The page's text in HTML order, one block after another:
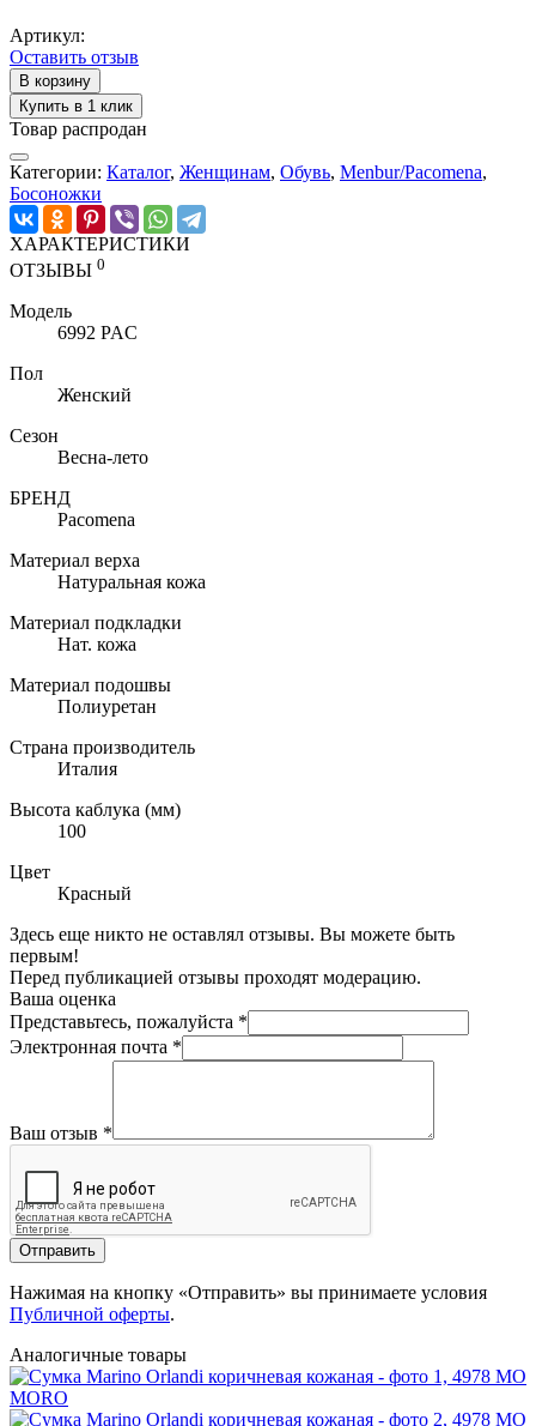
Артикул:
Оставить отзыв
В корзину
Купить в 1 клик
Товар распродан
Категории: Каталог, Женщинам, Обувь, Menbur/Pacomena,
Босоножки
ХАРАКТЕРИСТИКИ
ОТЗЫВЫ 0
Модель
6992 PAC
Пол
Женский
Сезон
Весна-лето
БРЕНД
Pacomena
Материал верха
Натуральная кожа
Материал подкладки
Нат. кожа
Материал подошвы
Полиуретан
Страна производитель
Италия
Высота каблука (мм)
100
Цвет
Красный
Здесь еще никто не оставлял отзывы. Вы можете быть
первым!
Перед публикацией отзывы проходят модерацию.
Ваша оценка
Представьтесь, пожалуйста *
Электронная почта *
Ваш отзыв *
Отправить
Нажимая на кнопку «Отправить» вы принимаете условия
Публичной оферты.
Аналогичные товары